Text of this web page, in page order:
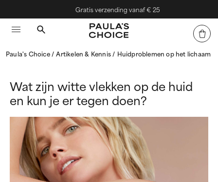
Gratis verzending vanaf € 25
Paula's Choice Artikelen & Kennis Huidproblemen op het lichaam
Wat zijn witte vlekken op de huid
en kun je er tegen doen?